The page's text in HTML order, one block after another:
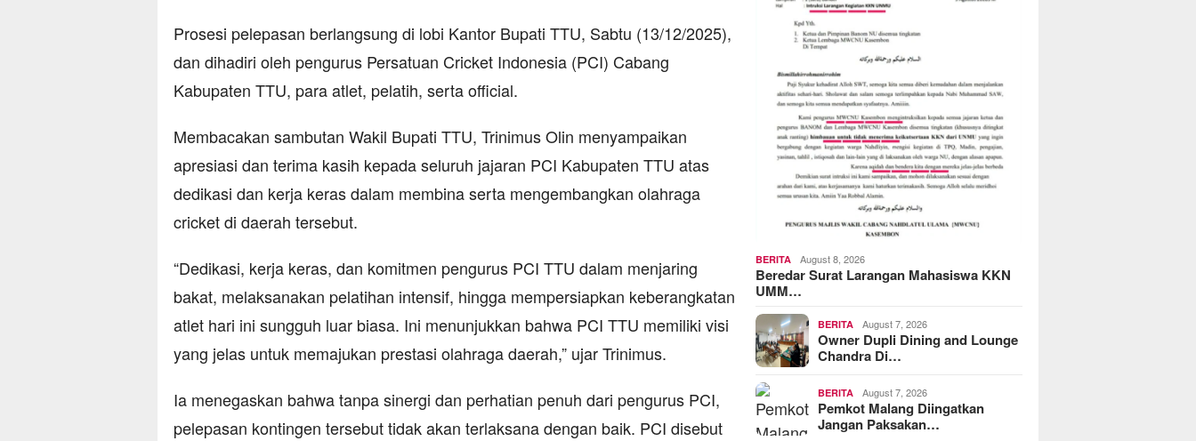
Prosesi pelepasan berlangsung di lobi Kantor Bupati TTU, Sabtu (13/12/2025),
dan dihadiri oleh pengurus Persatuan Cricket Indonesia (PCI) Cabang
Kabupaten TTU, para atlet, pelatih, serta official.
Membacakan sambutan Wakil Bupati TTU, Trinimus Olin menyampaikan
apresiasi dan terima kasih kepada seluruh jajaran PCI Kabupaten TTU atas
dedikasi dan kerja keras dalam membina serta mengembangkan olahraga
cricket di daerah tersebut.
“Dedikasi, kerja keras, dan komitmen pengurus PCI TTU dalam menjaring
bakat, melaksanakan pelatihan intensif, hingga mempersiapkan keberangkatan
atlet hari ini sungguh luar biasa. Ini menunjukkan bahwa PCI TTU memiliki visi
yang jelas untuk memajukan prestasi olahraga daerah,” ujar Trinimus.
Ia menegaskan bahwa tanpa sinergi dan perhatian penuh dari pengurus PCI,
pelepasan kontingen tersebut tidak akan terlaksana dengan baik. PCI disebut
BERITA August 8, 2026
Beredar Surat Larangan Mahasiswa KKN
UMM…
BERITA August 7, 2026
Owner Dupli Dining and Lounge
Chandra Di…
BERITA August 7, 2026
Pemkot Malang Diingatkan
Jangan Paksakan…